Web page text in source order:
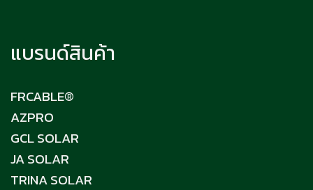
แบรนด์สินค้า
FRCABLE®
AZPRO
GCL SOLAR
JA SOLAR
TRINA SOLAR